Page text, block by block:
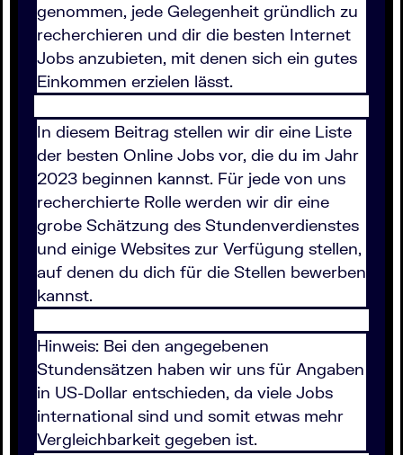
genommen, jede Gelegenheit gründlich zu
recherchieren und dir die besten Internet
Jobs anzubieten, mit denen sich ein gutes
Einkommen erzielen lässt.
In diesem Beitrag stellen wir dir eine Liste
der besten Online Jobs vor, die du im Jahr
2023 beginnen kannst. Für jede von uns
recherchierte Rolle werden wir dir eine
grobe Schätzung des Stundenverdienstes
und einige Websites zur Verfügung stellen,
auf denen du dich für die Stellen bewerben
kannst.
Hinweis: Bei den angegebenen
Stundensätzen haben wir uns für Angaben
in US-Dollar entschieden, da viele Jobs
international sind und somit etwas mehr
Vergleichbarkeit gegeben ist.